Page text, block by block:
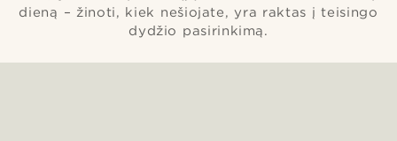
dieną – žinoti, kiek nešiojate, yra raktas į teisingo
dydžio pasirinkimą.